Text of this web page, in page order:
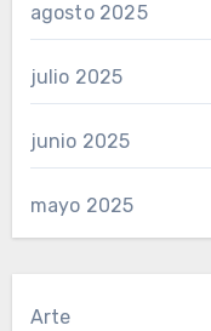
agosto 2025
julio 2025
junio 2025
mayo 2025
Arte